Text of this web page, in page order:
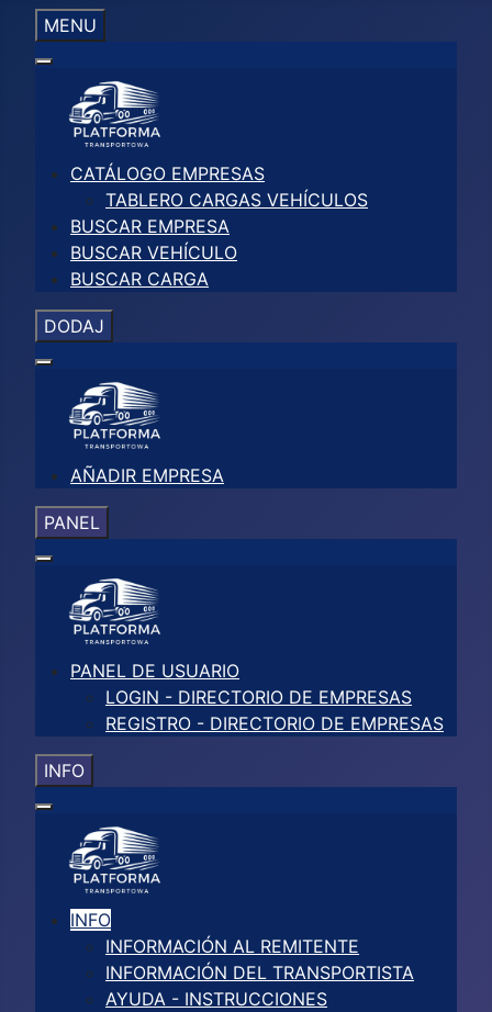
MENU
CATÁLOGO EMPRESAS
TABLERO CARGAS VEHÍCULOS
BUSCAR EMPRESA
BUSCAR VEHÍCULO
BUSCAR CARGA
DODAJ
AÑADIR EMPRESA
PANEL
PANEL DE USUARIO
LOGIN - DIRECTORIO DE EMPRESAS
REGISTRO - DIRECTORIO DE EMPRESAS
INFO
INFO
INFORMACIÓN AL REMITENTE
INFORMACIÓN DEL TRANSPORTISTA
AYUDA - INSTRUCCIONES